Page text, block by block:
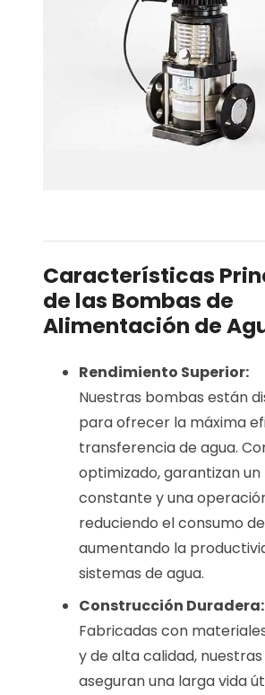
Características
de las Bombas de
Alimentación de
Rendimiento Superior:
Nuestras bombas están
para ofrecer la máxima
transferencia de agua.
optimizado, garantizan un
constante y una
reduciendo el consumo
aumentando la
sistemas de agua.
Construcción Duradera:
Fabricadas con
y de alta calidad,
aseguran una larga vida